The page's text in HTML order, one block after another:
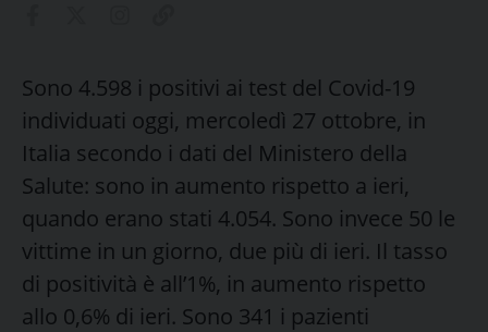
Sono 4.598 i positivi ai test del Covid-19
individuati oggi, mercoledì 27 ottobre, in
Italia secondo i dati del Ministero della
Salute: sono in aumento rispetto a ieri,
quando erano stati 4.054. Sono invece 50 le
vittime in un giorno, due più di ieri. Il tasso
di positività è all’1%, in aumento rispetto
allo 0,6% di ieri. Sono 341 i pazienti